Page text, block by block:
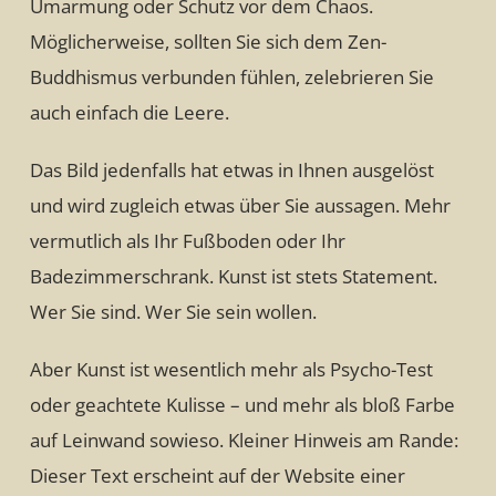
Umarmung oder Schutz vor dem Chaos.
Möglicherweise, sollten Sie sich dem Zen-
Buddhismus verbunden fühlen, zelebrieren Sie
auch einfach die Leere.
Das Bild jedenfalls hat etwas in Ihnen ausgelöst
und wird zugleich etwas über Sie aussagen. Mehr
vermutlich als Ihr Fußboden oder Ihr
Badezimmerschrank. Kunst ist stets Statement.
Wer Sie sind. Wer Sie sein wollen.
Aber Kunst ist wesentlich mehr als Psycho-Test
oder geachtete Kulisse – und mehr als bloß Farbe
auf Leinwand sowieso. Kleiner Hinweis am Rande:
Dieser Text erscheint auf der Website einer